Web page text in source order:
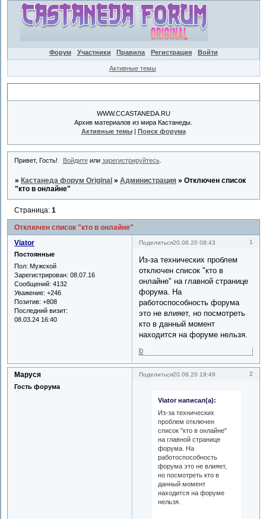
Форум Участники Правила Регистрация Войти
Активные темы
WWW.CCASTANEDA.RU
Архив материалов из мира Кастанеды.
Активные темы| Поиск форума
Привет, Гость! Войдитеили зарегистрируйтесь.
» Кастанеда форум Original »Администрация »Отключен список
"кто в онлайне"
Отключен список "кто в онлайне"
Страница:1
Поделиться 1
20.08.20 08:43
Viator
Постоянные
Пол: Мужской
Зарегистрирован: 08.07.16
Сообщений: 4132
Уважение: +246
Позитив: +808
Последний визит:
08.03.24 16:40
Из-за технических проблем
отключен список "кто в
онлайне" на главной странице
форума. На
работоспособность форума
это не влияет, но посмотреть
кто в данный момент
находится на форуме нельзя.
0
Поделиться 2
20.08.20 19:49
Маруся
Гость форума
Viator написал(а):
Из-за технических
проблем отключен
список "кто в онлайне"
на главной странице
форума. На
работоспособность
форума это не влияет,
но посмотреть кто в
данный момент
находится на форуме
нельзя.